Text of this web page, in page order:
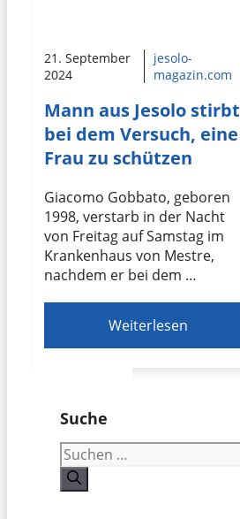
21. September
2024
jesolo-
magazin.com
Mann aus Jesolo stirbt
bei dem Versuch, eine
Frau zu schützen
Giacomo Gobbato, geboren
1998, verstarb in der Nacht
von Freitag auf Samstag im
Krankenhaus von Mestre,
nachdem er bei dem …
Weiterlesen
Suche
Suchen
nach: